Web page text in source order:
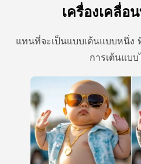
เครื่องเคลื่อ
แทนที่จะเป็นแบบเต้นแบบหนึ่ง
การเต้นแบ